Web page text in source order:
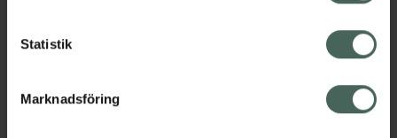
Statistik
Marknadsföring
datorn. Oavsett vem du är så är det vårt uppdrag att
hjälpa just dig att må lite bättre. Välkommen att prata